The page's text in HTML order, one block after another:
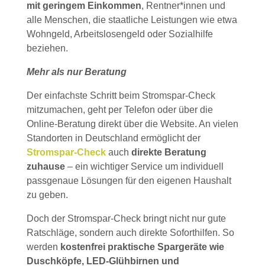
mit geringem Einkommen, Rentner*innen und
alle Menschen, die staatliche Leistungen wie etwa
Wohngeld, Arbeitslosengeld oder Sozialhilfe
beziehen.
Mehr als nur Beratung
Der einfachste Schritt beim Stromspar-Check
mitzumachen, geht per Telefon oder über die
Online-Beratung direkt über die Website. An vielen
Standorten in Deutschland ermöglicht der
Stromspar-Check auch direkte Beratung
zuhause– ein wichtiger Service um individuell
passgenaue Lösungen für den eigenen Haushalt
zu geben.
Doch der Stromspar-Check bringt nicht nur gute
Ratschläge, sondern auch direkte Soforthilfen. So
werden kostenfrei praktische Spargeräte wie
Duschköpfe, LED-Glühbirnen und